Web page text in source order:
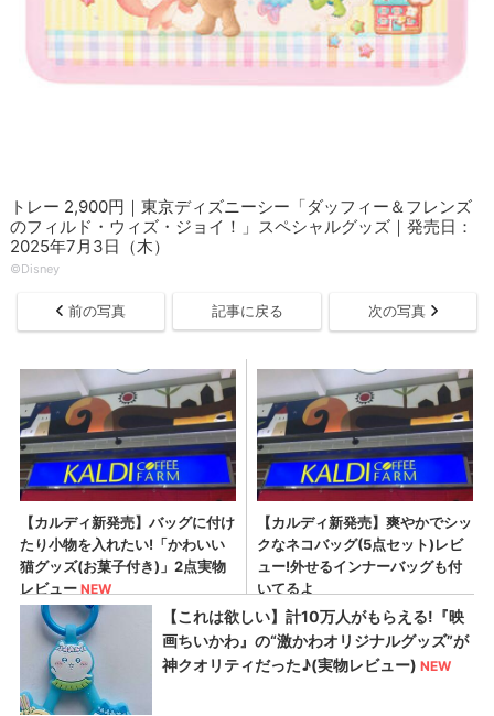
トレー 2,900円｜東京ディズニーシー「ダッフィー＆フレンズ
のフィルド・ウィズ・ジョイ！」スペシャルグッズ｜発売日：
2025年7月3日（木）
©Disney
前の写真 記事に戻る 次の写真